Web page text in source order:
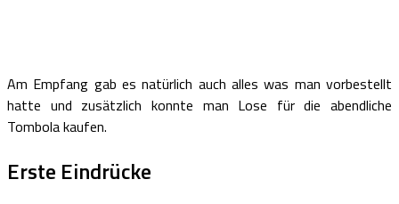
Am Empfang gab es natürlich auch alles was man vorbestellt
hatte und zusätzlich konnte man Lose für die abendliche
Tombola kaufen.
Erste Eindrücke